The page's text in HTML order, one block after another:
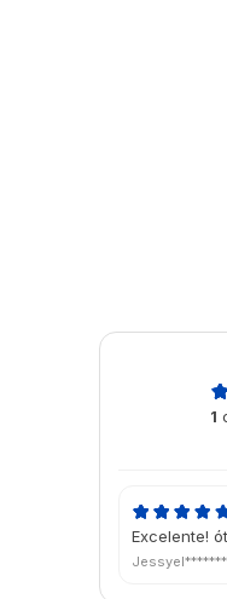
1
Excelente!